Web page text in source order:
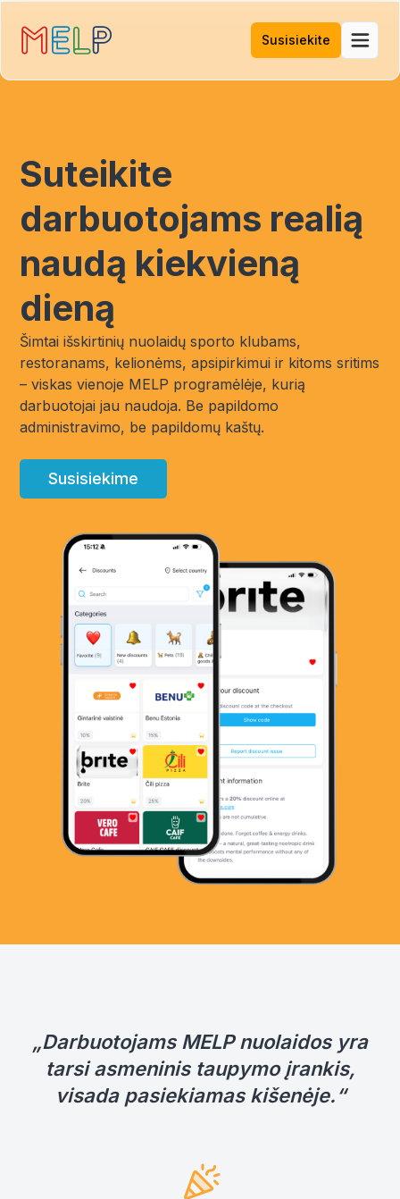
Susisiekite
Suteikite
darbuotojams realią
naudą kiekvieną
dieną
Šimtai išskirtinių nuolaidų sporto klubams,
restoranams, kelionėms, apsipirkimui ir kitoms sritims
– viskas vienoje MELP programėlėje, kurią
darbuotojai jau naudoja. Be papildomo
administravimo, be papildomų kaštų.
Susisiekime
„Darbuotojams MELP nuolaidos yra
tarsi asmeninis taupymo įrankis,
visada pasiekiamas kišenėje.“